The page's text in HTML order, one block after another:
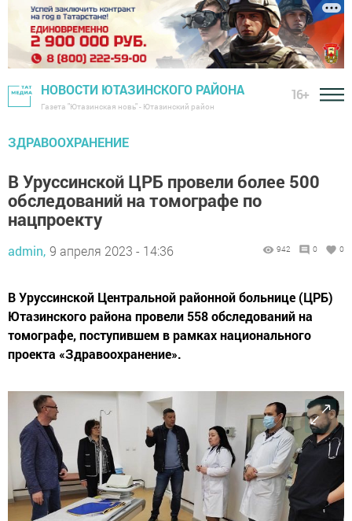
НОВОСТИ ЮТАЗИНСКОГО РАЙОНА
Газета "Ютазинская новь" - Ютазинский район
16+
ЗДРАВООХРАНЕНИЕ
В Уруссинской ЦРБ провели более 500
обследований на томографе по
нацпроекту
admin, 9 апреля 2023 - 14:36 942 0 0
В Уруссинской Центральной районной больнице (ЦРБ)
Ютазинского района провели 558 обследований на
томографе, поступившем в рамках национального
проекта «Здравоохранение».